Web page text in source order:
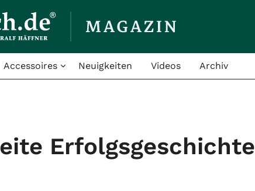
Accessoires Neuigkeiten Videos Archiv
Erfolgsgeschichte